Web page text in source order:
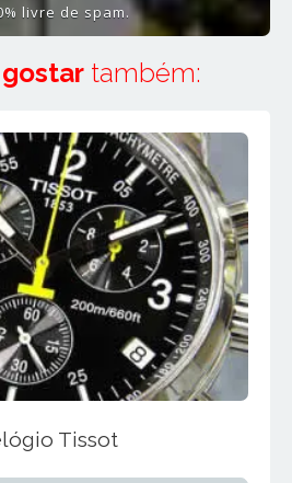
livre de spam.
também:
Tissot